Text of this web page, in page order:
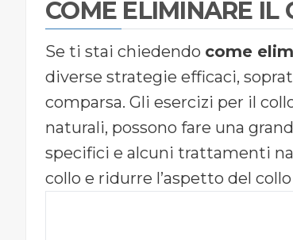
COME ELIMINARE IL
Se ti stai chiedendo come
diverse strategie efficaci,
comparsa. Gli esercizi per il
naturali, possono fare una
specifici e alcuni trattamenti
collo e ridurre l’aspetto del